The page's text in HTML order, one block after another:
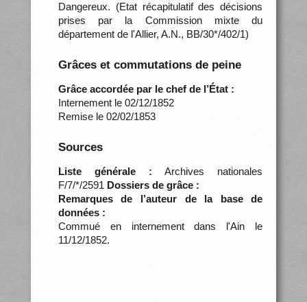
Dangereux. (Etat récapitulatif des décisions
prises par la Commission mixte du
département de l'Allier, A.N., BB/30*/402/1)
Grâces et commutations de peine
Grâce accordée par le chef de l’État :
Internement le 02/12/1852
Remise le 02/02/1853
Sources
Liste générale : Archives nationales
F/7/*/2591 Dossiers de grâce :
Remarques de l’auteur de la base de
données :
Commué en internement dans l'Ain le
11/12/1852.